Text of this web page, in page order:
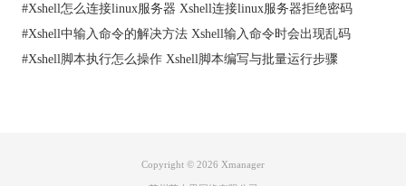
#Xshell怎么连接linux服务器 Xshell连接linux服务器拒绝密码
#Xshell中输入命令的解决方法 Xshell输入命令时会出现乱码
#Xshell脚本执行怎么操作 Xshell脚本编写与批量运行步骤
Copyright © 2026 Xmanager